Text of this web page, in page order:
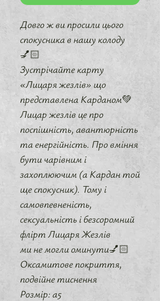
Довго ж ви просили цього
спокусника в нашу колоду
💅🏻
Зустрічайте карту
«Лицаря жезлів» що
представлена Карданом💚
Лицар жезлів це про
поспішність, авантюрність
та енергійність. Про вміння
бути чарівним і
захоплюючим (а Кардан той
ще спокусник). Тому і
самовпевненість,
сексуальність і безсоромний
флірт Лицаря Жезлів
ми не могли оминути💅🏻
Оксамитове покриття,
подвійне тиснення
Розмір: а5